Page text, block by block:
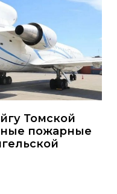
Томской
пожарные